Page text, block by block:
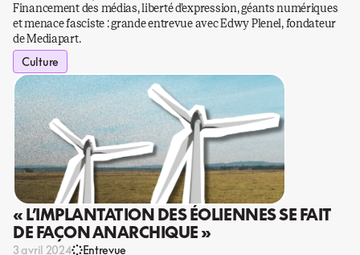
Financement des médias, liberté d’expression, géants numériques
et menace fasciste : grande entrevue avec Edwy Plenel, fondateur
de Mediapart.
Culture
« L’IMPLANTATION DES ÉOLIENNES SE FAIT
DE FAÇON ANARCHIQUE »
3 avril 2024 Entrevue